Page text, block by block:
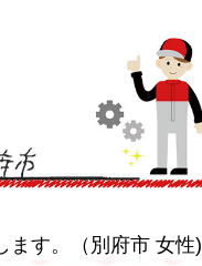
ます。（別府市 女性)